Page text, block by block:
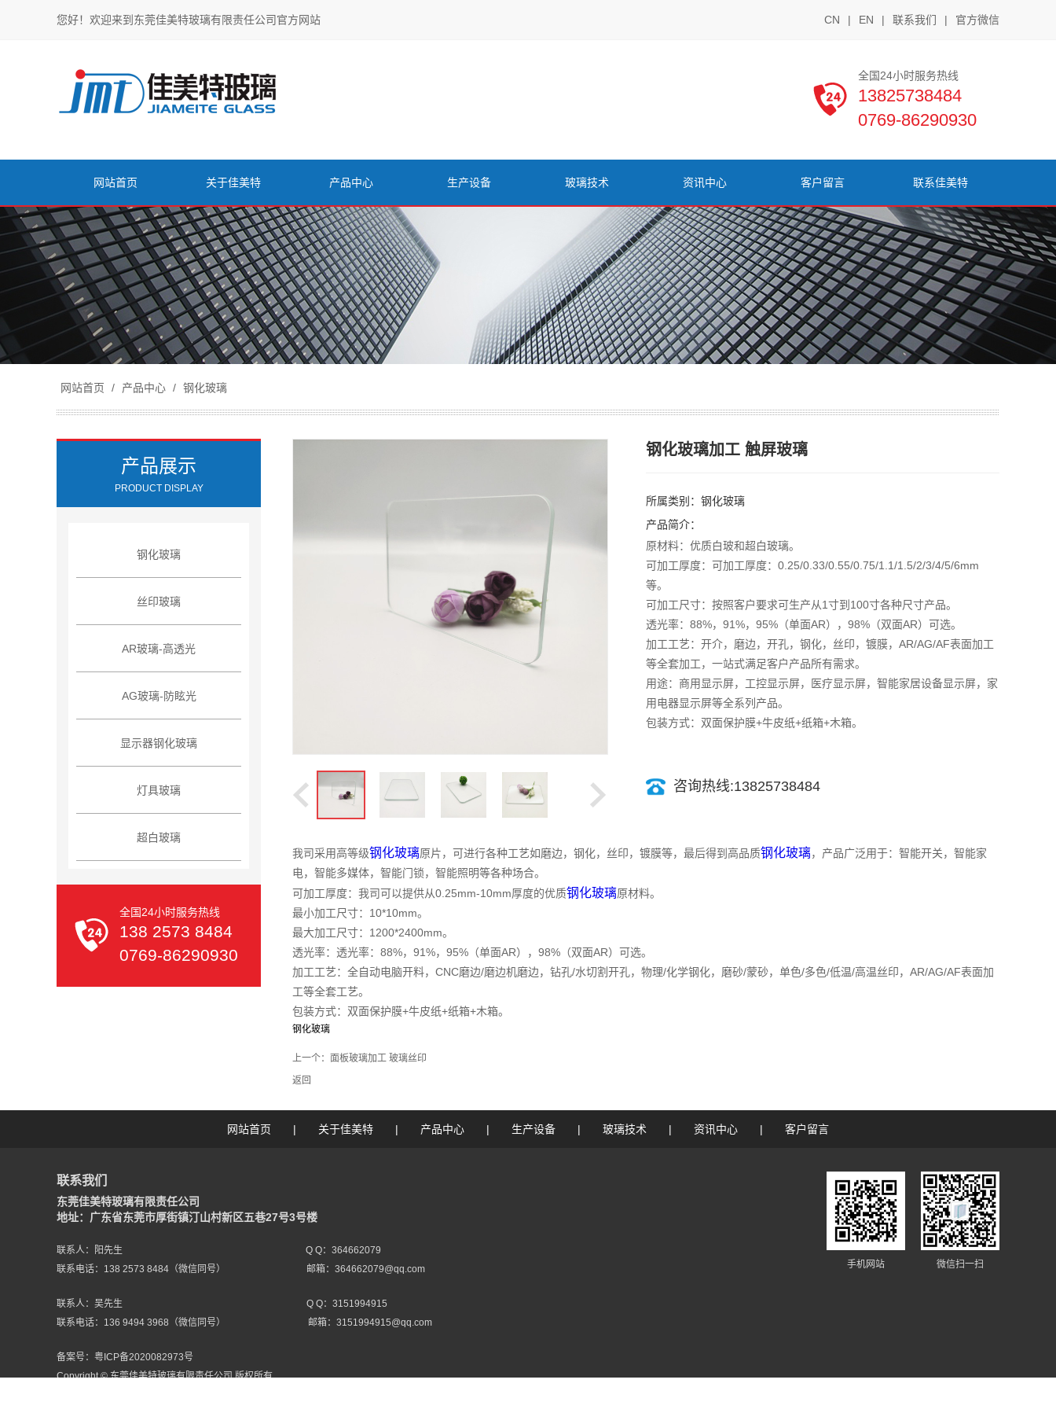
您好！欢迎来到东莞佳美特玻璃有限责任公司官方网站 CN | EN | 联系我们 | 官方微信
全国24小时服务热线
13825738484
0769-86290930
网站首页 关于佳美特 产品中心 生产设备 玻璃技术 资讯中心 客户留言 联系佳美特
网站首页 / 产品中心 / 钢化玻璃
产品展示
PRODUCT DISPLAY
钢化玻璃
丝印玻璃
AR玻璃-高透光
AG玻璃-防眩光
显示器钢化玻璃
灯具玻璃
超白玻璃
全国24小时服务热线
138 2573 8484
0769-86290930
钢化玻璃加工 触屏玻璃
所属类别：钢化玻璃
产品简介：
原材料：优质白玻和超白玻璃。
可加工厚度：可加工厚度：0.25/0.33/0.55/0.75/1.1/1.5/2/3/4/5/6mm
等。
可加工尺寸：按照客户要求可生产从1寸到100寸各种尺寸产品。
透光率：88%，91%，95%（单面AR），98%（双面AR）可选。
加工工艺：开介，磨边，开孔，钢化，丝印，镀膜，AR/AG/AF表面加工
等全套加工，一站式满足客户产品所有需求。
用途：商用显示屏，工控显示屏，医疗显示屏，智能家居设备显示屏，家
用电器显示屏等全系列产品。
包装方式：双面保护膜+牛皮纸+纸箱+木箱。
咨询热线:13825738484
我司采用高等级钢化玻璃原片，可进行各种工艺如磨边，钢化，丝印，镀膜等，最后得到高品质钢化玻璃，产品广泛用于：智能开关，智能家
电，智能多媒体，智能门锁，智能照明等各种场合。
可加工厚度：我司可以提供从0.25mm-10mm厚度的优质钢化玻璃原材料。
最小加工尺寸：10*10mm。
最大加工尺寸：1200*2400mm。
透光率：透光率：88%，91%，95%（单面AR），98%（双面AR）可选。
加工工艺：全自动电脑开料，CNC磨边/磨边机磨边，钻孔/水切割开孔，物理/化学钢化，磨砂/蒙砂，单色/多色/低温/高温丝印，AR/AG/AF表面加
工等全套工艺。
包装方式：双面保护膜+牛皮纸+纸箱+木箱。
钢化玻璃
上一个： 面板玻璃加工 玻璃丝印
返回
网站首页 | 关于佳美特 | 产品中心 | 生产设备 | 玻璃技术 | 资讯中心 | 客户留言
联系我们
东莞佳美特玻璃有限责任公司
地址：广东省东莞市厚街镇汀山村新区五巷27号3号楼
联系人：阳先生
Q Q：364662079
联系电话：138 2573 8484（微信同号）
邮箱：364662079@qq.com
联系人：吴先生
Q Q：3151994915
联系电话：136 9494 3968（微信同号）
邮箱：3151994915@qq.com
备案号： 粤ICP备2020082973号
Copyright © 东莞佳美特玻璃有限责任公司 版权所有
手机网站 微信扫一扫